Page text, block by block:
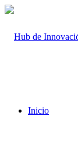
Inicio